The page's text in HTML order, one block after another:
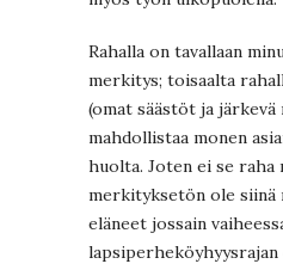
Rahalla on tavallaan
merkitys; toisaalta
(omat säästöt ja
mahdollistaa monen
huolta. Joten ei se raha
merkityksetön ole siinä
eläneet jossain
lapsiperheköyhyysrajan